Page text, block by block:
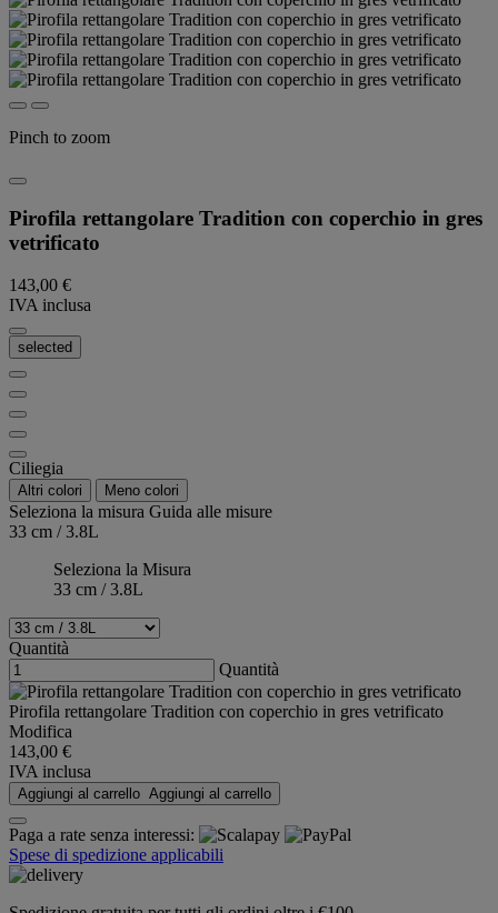
Pinch to zoom
Pirofila rettangolare Tradition con coperchio in gres
vetrificato
143,00 €
IVA inclusa
selected
Ciliegia
Altri colori Meno colori
Seleziona la misura Guida alle misure
33 cm / 3.8L
Seleziona la Misura
33 cm / 3.8L
Quantità
Quantità
Pirofila rettangolare Tradition con coperchio in gres vetrificato
Modifica
143,00 €
IVA inclusa
Aggiungi al carrello Aggiungi al carrello
Paga a rate senza interessi:
Spese di spedizione applicabili